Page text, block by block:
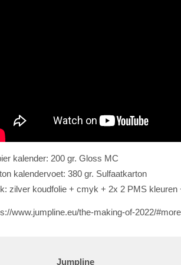
kalender: 200 gr. Gloss MC
kalendervoet: 380 gr. Sulfaatkarton
zilver koudfolie + cmyk + 2x 2 PMS kleuren
www.jumpline.eu/the-making-of-2022/
Jumpline